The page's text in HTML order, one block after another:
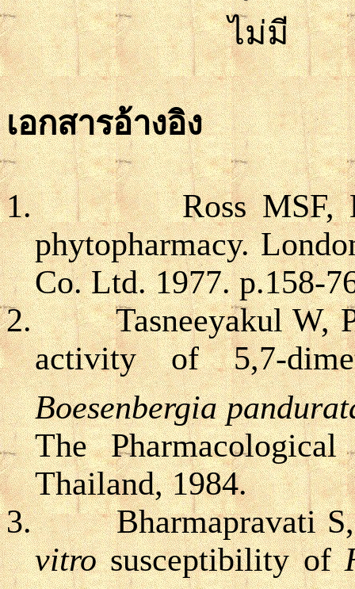
ไม่มี
เอกสารอ้างอิง
1.
Ross
phytopharmacy.
Co. Ltd. 1977.p.158-
2.
Tasneeyakul W,
activity of 5,7-
Boesenbergia
The
Thailand, 1984.
3.
Bharmapravati
vitrosusceptibility of